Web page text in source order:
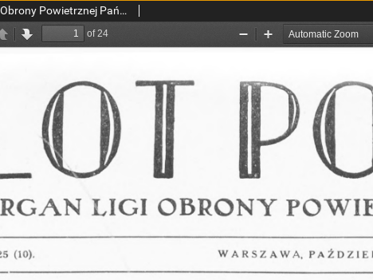
Lot Polski : organ Ligi Obrony Powietrznej Państwa. R. 3 nr 25 (1925)